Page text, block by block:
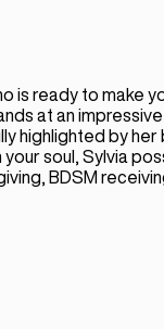
is ready to make
at an
highlighted by her
soul, Sylvia
BDSM